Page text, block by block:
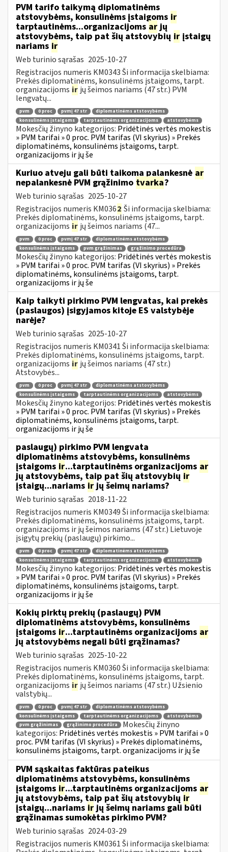
PVM tarifo taikymą diplomatinėms
atstovybėms, konsulinėms įstaigoms ir
tarptautinėms...organizacijoms arjų
atstovybėms, taip pat šių atstovybių ir įstaigų
nariams ir
Web turinio sąrašas 2025-10-27
Registracijos numeris KM0343 Ši informacija skelbiama:
Prekės diplomatinėms, konsulinėms įstaigoms, tarpt.
organizacijoms ir jų šeimos nariams (47 str.) PVM
lengvatų...
pvm 0 proc pvmį 47 str
diplomatinėms atstovybėms
konsulinėms įstaigoms
tarptautinėms organizacijoms atstovybėms
Mokesčių žinyno kategorijos: Pridėtinės vertės mokestis
» PVM tarifai » 0 proc. PVM tarifas (VI skyrius) » Prekės
diplomatinėms, konsulinėms įstaigoms, tarpt.
organizacijoms ir jų še
Kuriuo atveju gali būti taikoma palankesnė ar
nepalankesnė PVM grąžinimo tvarka?
Web turinio sąrašas 2025-10-27
Registracijos numeris KM0362 Ši informacija skelbiama:
Prekės diplomatinėms, konsulinėms įstaigoms, tarpt.
organizacijoms ir jų šeimos nariams (47...
pvm 0 proc pvmį 47 str
diplomatinėms atstovybėms
konsulinėms įstaigoms
pvm grąžinimas grąžinimo procedūra
Mokesčių žinyno kategorijos: Pridėtinės vertės mokestis
» PVM tarifai » 0 proc. PVM tarifas (VI skyrius) » Prekės
diplomatinėms, konsulinėms įstaigoms, tarpt.
organizacijoms ir jų še
Kaip taikyti pirkimo PVM lengvatas, kai prekės
(paslaugos) įsigyjamos kitoje ES valstybėje
narėje?
Web turinio sąrašas 2025-10-27
Registracijos numeris KM0341 Ši informacija skelbiama:
Prekės diplomatinėms, konsulinėms įstaigoms, tarpt.
organizacijoms ir jų šeimos nariams (47 str.)
Atstovybės...
pvm 0 proc pvmį 47 str
diplomatinėms atstovybėms
konsulinėms įstaigoms
tarptautinėms organizacijoms atstovybėms
Mokesčių žinyno kategorijos: Pridėtinės vertės mokestis
» PVM tarifai » 0 proc. PVM tarifas (VI skyrius) » Prekės
diplomatinėms, konsulinėms įstaigoms, tarpt.
organizacijoms ir jų še
paslaugų) pirkimo PVM lengvata
diplomatinėms atstovybėms, konsulinėms
įstaigoms ir...tarptautinėms organizacijoms ar
jų atstovybėms, taip pat šių atstovybių ir
įstaigų...nariams irjų šeimų nariams?
Web turinio sąrašas 2018-11-22
Registracijos numeris KM0349 Ši informacija skelbiama:
Prekės diplomatinėms, konsulinėms įstaigoms, tarpt.
organizacijoms ir jų šeimos nariams (47 str.) Lietuvoje
įsigytų prekių (paslaugų) pirkimo...
pvm 0 proc pvmį 47 str
diplomatinėms atstovybėms
konsulinėms įstaigoms
tarptautinėms organizacijoms atstovybėms
Mokesčių žinyno kategorijos: Pridėtinės vertės mokestis
» PVM tarifai » 0 proc. PVM tarifas (VI skyrius) » Prekės
diplomatinėms, konsulinėms įstaigoms, tarpt.
organizacijoms ir jų še
Kokių pirktų prekių (paslaugų) PVM
diplomatinėms atstovybėms, konsulinėms
įstaigoms ir...tarptautinėms organizacijoms ar
jų atstovybėms negali būti grąžinamas?
Web turinio sąrašas 2025-10-22
Registracijos numeris KM0360 Ši informacija skelbiama:
Prekės diplomatinėms, konsulinėms įstaigoms, tarpt.
organizacijoms ir jų šeimos nariams (47 str.) Užsienio
valstybių...
pvm 0 proc pvmį 47 str
diplomatinėms atstovybėms
konsulinėms įstaigoms
tarptautinėms organizacijoms
atstovybėms
pvm grąžinimas
grąžinimo procedūra
Mokesčių žinyno
kategorijos: Pridėtinės vertės mokestis » PVM tarifai » 0
proc. PVM tarifas (VI skyrius) » Prekės diplomatinėms,
konsulinėms įstaigoms, tarpt. organizacijoms ir jų še
PVM sąskaitas faktūras pateikus
diplomatinėms atstovybėms, konsulinėms
įstaigoms ir...tarptautinėms organizacijoms ar
jų atstovybėms, taip pat šių atstovybių ir
įstaigų...nariams irjų šeimų nariams gali būti
grąžinamas sumokėtas pirkimo PVM?
Web turinio sąrašas 2024-03-29
Registracijos numeris KM0361 Ši informacija skelbiama: